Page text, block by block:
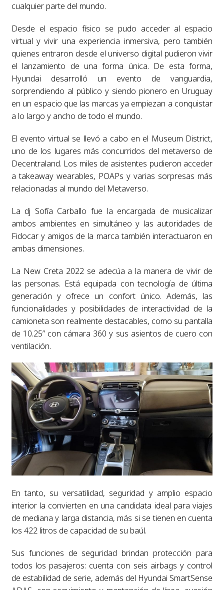
cualquier parte del mundo.
Desde el espacio físico se pudo acceder al espacio
virtual y vivir una experiencia inmersiva, pero también
quienes entraron desde el universo digital pudieron vivir
el lanzamiento de una forma única. De esta forma,
Hyundai desarrolló un evento de vanguardia,
sorprendiendo al público y siendo pionero en Uruguay
en un espacio que las marcas ya empiezan a conquistar
a lo largo y ancho de todo el mundo.
El evento virtual se llevó a cabo en el Museum District,
uno de los lugares más concurridos del metaverso de
Decentraland. Los miles de asistentes pudieron acceder
a takeaway wearables, POAPs y varias sorpresas más
relacionadas al mundo del Metaverso.
La dj Sofía Carballo fue la encargada de musicalizar
ambos ambientes en simultáneo y las autoridades de
Fidocar y amigos de la marca también interactuaron en
ambas dimensiones.
La New Creta 2022 se adecúa a la manera de vivir de
las personas. Está equipada con tecnología de última
generación y ofrece un confort único. Además, las
funcionalidades y posibilidades de interactividad de la
camioneta son realmente destacables, como su pantalla
de 10.25” con cámara 360 y sus asientos de cuero con
ventilación.
En tanto, su versatilidad, seguridad y amplio espacio
interior la convierten en una candidata ideal para viajes
de mediana y larga distancia, más si se tienen en cuenta
los 422 litros de capacidad de su baúl.
Sus funciones de seguridad brindan protección para
todos los pasajeros: cuenta con seis airbags y control
de estabilidad de serie, además del Hyundai SmartSense